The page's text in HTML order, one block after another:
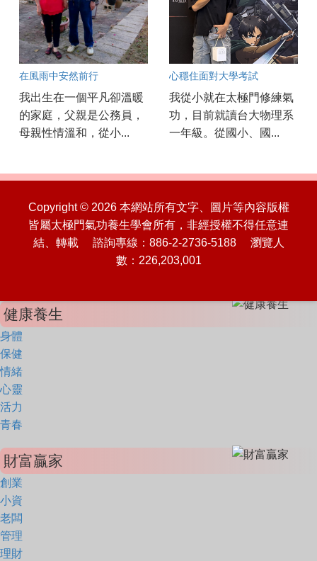
在風雨中安然前行
我出生在一個平凡卻溫暖
的家庭，父親是公務員，
母親性情溫和，從小...
心穩住面對大學考試
我從小就在太極門修練氣
功，目前就讀台大物理系
一年級。從國小、國...
Copyright © 2026 本網站所有文字、圖片等內容版權
皆屬太極門氣功養生學會所有，非經授權不得任意連
結、轉載 諮詢專線：886-2-2736-5188 瀏覽人
數：226,203,001
健康養生
身體
保健
情緒
心靈
活力
青春
財富贏家
創業
小資
老闆
管理
理財